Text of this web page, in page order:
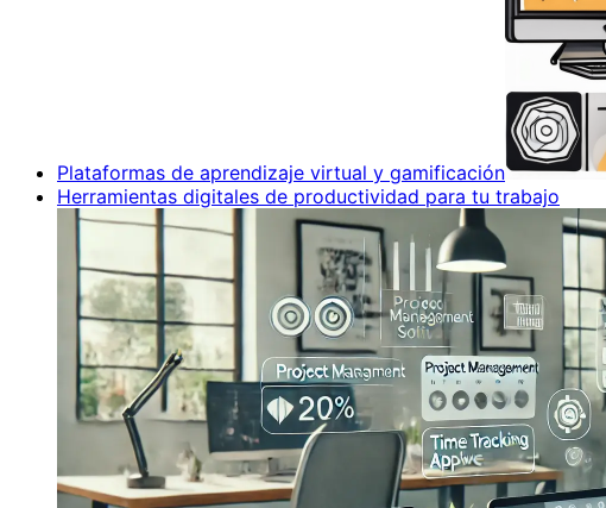
Plataformas de aprendizaje virtual y gamificación
Herramientas digitales de productividad para tu trabajo